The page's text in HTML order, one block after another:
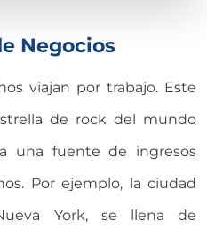
Negocios
viajan por trabajo. Este
de rock del mundo
una fuente de ingresos
Por ejemplo, la ciudad
York, se llena de